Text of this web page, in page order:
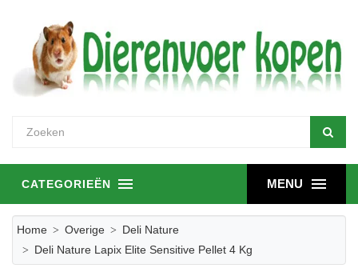
MENU
CATEGORIEËN
Home Overige
Deli Nature
Deli Nature Lapix Elite Sensitive Pellet 4 Kg